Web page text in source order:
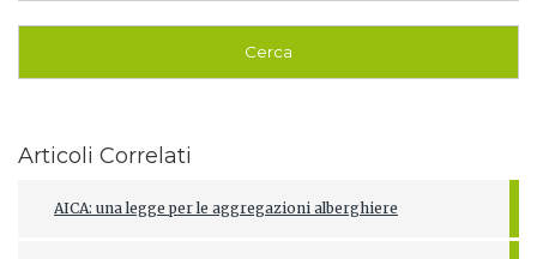
Articoli Correlati
AICA: una legge per le aggregazioni alberghiere